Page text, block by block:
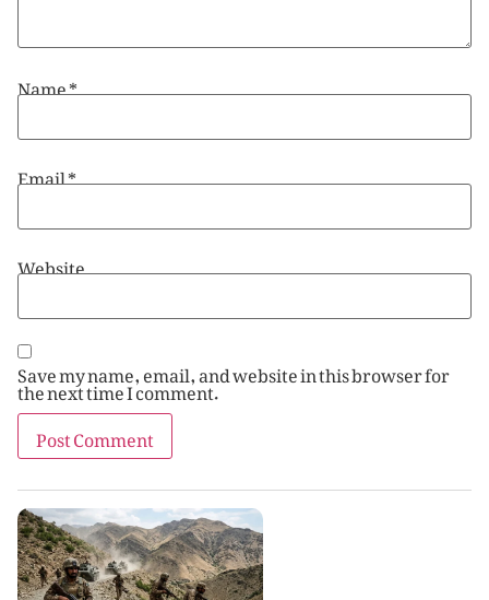
Name*
Email*
Website
Save my name, email, and website in this browser for
the next time I comment.